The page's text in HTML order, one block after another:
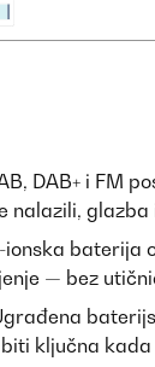
DAB+ i FM
glazba
baterija
— bez
ključna